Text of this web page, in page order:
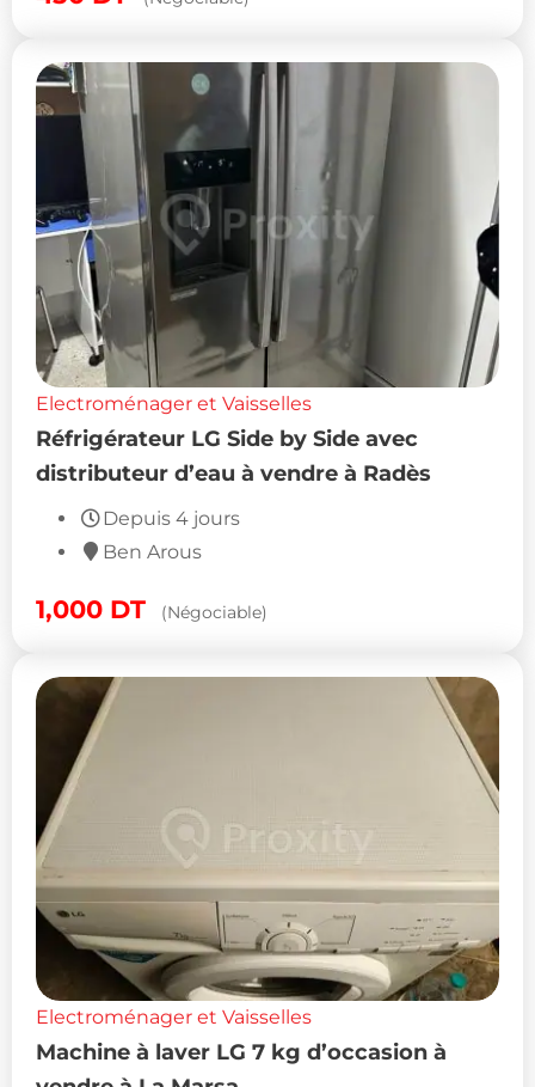
Electroménager et Vaisselles
Réfrigérateur LG Side by Side avec
distributeur d’eau à vendre à Radès
Depuis 4 jours
Ben Arous
1,000 DT (Négociable)
Electroménager et Vaisselles
Machine à laver LG 7 kg d’occasion à